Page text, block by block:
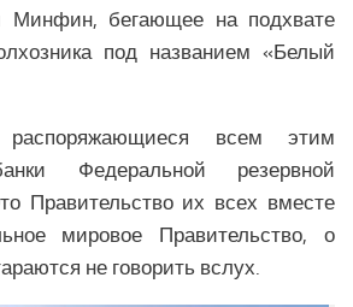
Америки
Минфин, бегающее на подхвате
под названием «Белый
всем этим
Федеральной резервной
Правительство их всех вместе
мировое Правительство, о
не говорить вслух.